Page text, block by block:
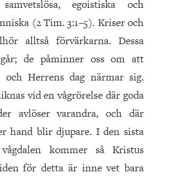
egoistiska och
(2 Tim. 3:1–5). Kriser och
alltså förvärkarna. Dessa
de påminner oss om att
Herrens dag närmar sig.
vid en vågrörelse där goda
avlöser varandra, och där
hand blir djupare. I den sista
kommer så Kristus
för detta är inne vet bara